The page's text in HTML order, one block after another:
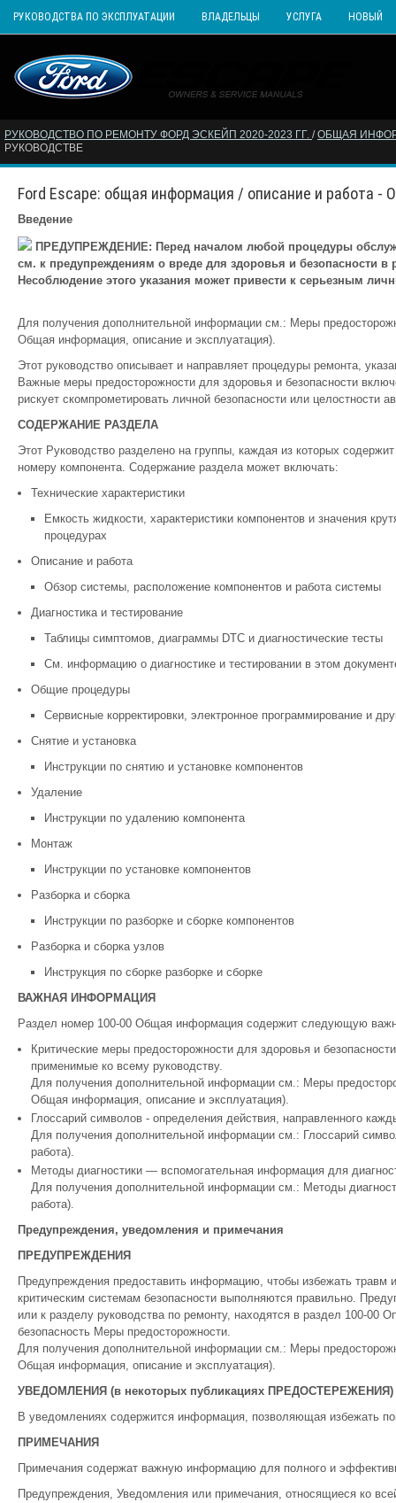
РУКОВОДСТВА ПО ЭКСПЛУАТАЦИИ ВЛАДЕЛЬЦЫ УСЛУГА НОВЫЙ
РУКОВОДСТВО ПО РЕМОНТУ ФОРД ЭСКЕЙП 2020-2023 ГГ. /ОБЩАЯ
РУКОВОДСТВЕ
Ford Escape: общая информация / описание и работа -
Введение
ПРЕДУПРЕЖДЕНИЕ: Перед началом любой процедуры
см. к предупреждениям о вреде для здоровья и безопасности
Несоблюдение этого указания может привести к серьезным
Для получения дополнительной информации см.: Меры
Общая информация, описание и эксплуатация).
Этот руководство описывает и направляет процедуры ремонта,
Важные меры предосторожности для здоровья и безопасности
рискует скомпрометировать личной безопасности или целостности
СОДЕРЖАНИЕ РАЗДЕЛА
Этот Руководство разделено на группы, каждая из которых
номеру компонента. Содержание раздела может включать:
Технические характеристики
Емкость жидкости, характеристики компонентов и значения
процедурах
Описание и работа
Обзор системы, расположение компонентов и работа системы
Диагностика и тестирование
Таблицы симптомов, диаграммы DTC и диагностические тесты
См. информацию о диагностике и тестировании в этом
Общие процедуры
Сервисные корректировки, электронное программирование и
Снятие и установка
Инструкции по снятию и установке компонентов
Удаление
Инструкции по удалению компонента
Монтаж
Инструкции по установке компонентов
Разборка и сборка
Инструкции по разборке и сборке компонентов
Разборка и сборка узлов
Инструкция по сборке разборке и сборке
ВАЖНАЯ ИНФОРМАЦИЯ
Раздел номер 100-00 Общая информация содержит следующую
Критические меры предосторожности для здоровья и
применимые ко всему руководству.
Для получения дополнительной информации см.: Меры
Общая информация, описание и эксплуатация).
Глоссарий символов - определения действия, направленного
Для получения дополнительной информации см.: Глоссарий
работа).
Методы диагностики — вспомогательная информация для
Для получения дополнительной информации см.: Методы
работа).
Предупреждения, уведомления и примечания
ПРЕДУПРЕЖДЕНИЯ
Предупреждения предоставить информацию, чтобы избежать травм
критическим системам безопасности выполняются правильно.
или к разделу руководства по ремонту, находятся в раздел 100-00
безопасность Меры предосторожности.
Для получения дополнительной информации см.: Меры
Общая информация, описание и эксплуатация).
УВЕДОМЛЕНИЯ (в некоторых публикациях ПРЕДОСТЕРЕЖЕНИЯ)
В уведомлениях содержится информация, позволяющая избежать
ПРИМЕЧАНИЯ
Примечания содержат важную информацию для полного и
Предупреждения, Уведомления или примечания, относящиеся ко